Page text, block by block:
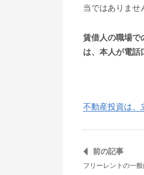
当ではありませ
賃借人の職場で
は、本人が電話
不動産投資は、
前の記事
フリーレントの一